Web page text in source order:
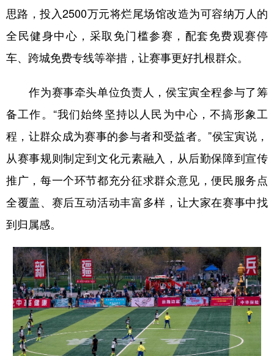
思路，投入2500万元将烂尾场馆改造为可容纳万人的
全民健身中心，采取免门槛参赛，配套免费观赛停
车、跨城免费专线等举措，让赛事更好扎根群众。
作为赛事牵头单位负责人，侯宝寅全程参与了筹
备工作。“我们始终坚持以人民为中心，不搞形象工
程，让群众成为赛事的参与者和受益者。”侯宝寅说，
从赛事规则制定到文化元素融入，从后勤保障到宣传
推广，每一个环节都充分征求群众意见，便民服务点
全覆盖、赛后互动活动丰富多样，让大家在赛事中找
到归属感。